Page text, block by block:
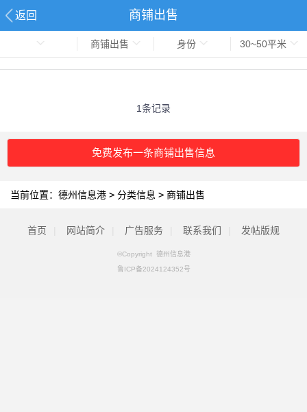
返回 商铺出售
商铺出售 身份 30~50平米
1条记录
免费发布一条商铺出售信息
当前位置： 德州信息港 > 分类信息 > 商铺出售
首页 网站简介 广告服务 联系我们 发帖版规
©Copyright 德州信息港
鲁ICP备2024124352号